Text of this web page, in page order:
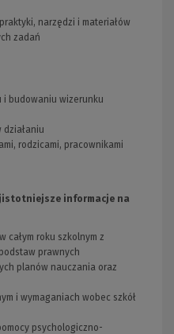
narzędzi i materiałów
zadań
i budowaniu wizerunku
działaniu
rodzicami, pracownikami
informacje na
całym roku szkolnym z
prawnych
planów nauczania oraz
i wymaganiach wobec szkół
psychologiczno-